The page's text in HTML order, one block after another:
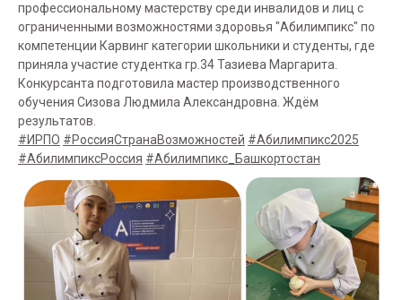
профессиональному мастерству среди инвалидов и лиц с
ограниченными возможностями здоровья "Абилимпикс" по
компетенции Карвинг категории школьники и студенты, где
приняла участие студентка гр.34 Тазиева Маргарита.
Конкурсанта подготовила мастер производственного
обучения Сизова Людмила Александровна. Ждём
результатов.
#ИРПО #РоссияСтранаВозможностей #Абилимпикс2025
#АбилимпиксРоссия #Абилимпикс_Башкортостан